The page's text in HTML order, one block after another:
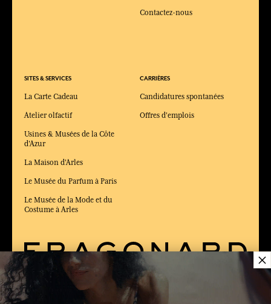
SITES & SERVICES
La Carte Cadeau
Atelier olfactif
Usines & Musées de la Côte
d'Azur
La Maison d'Arles
Le Musée du Parfum à Paris
Le Musée de la Mode et du
Costume à Arles
Contactez-nous
CARRIÈRES
Candidatures spontanées
Offres d'emplois
×